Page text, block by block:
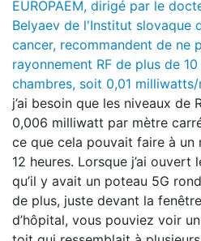
EUROPAEM, dirigé par le
Belyaev de l'Institut slovaque
cancer, recommandent de ne
rayonnement RF de plus de
chambres, soit 0,01 milliwatts/
j’ai besoin que les niveaux de
0,006 milliwatt par mètre
ce que cela pouvait faire à un
12 heures. Lorsque j’ai ouvert
qu’il y avait un poteau 5G
de plus, juste devant la
d’hôpital, vous pouviez voir